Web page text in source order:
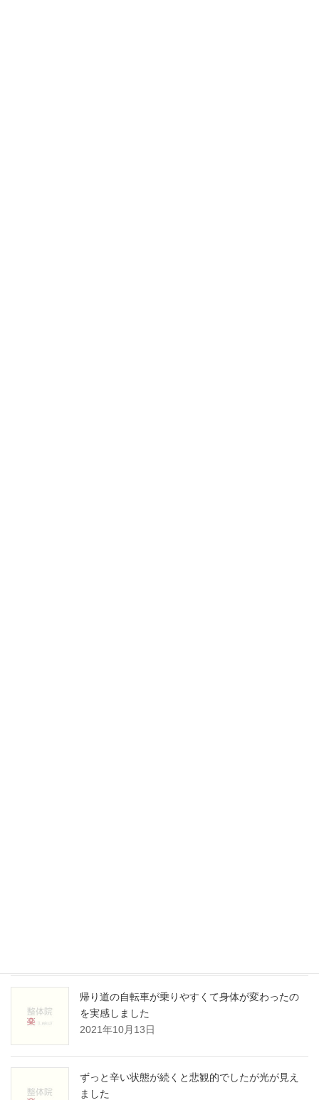
帰り道の自転車が乗りやすくて身体が変わったの
を実感しました
2021年10月13日
ずっと辛い状態が続くと悲観的でしたが光が見え
ました